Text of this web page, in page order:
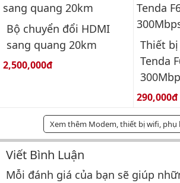
Bộ chuyển đổi HDMI
sang quang 20km
Giá bán:
2,500,000đ
Thiết
Tenda
Giá bán:
290,000đ
Xem thêm Modem, thiết bị wifi, phụ
Bình luận & Đánh
Viết Bình Luận
Mỗi đánh giá của bạn sẽ giúp